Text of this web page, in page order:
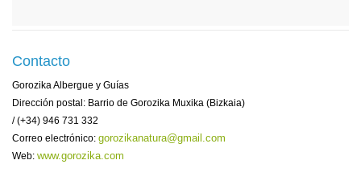
Contacto
Gorozika Albergue y Guías
Dirección postal: Barrio de Gorozika Muxika (Bizkaia)
/ (+34) 946 731 332
Correo electrónico: gorozikanatura@gmail.com
Web: www.gorozika.com